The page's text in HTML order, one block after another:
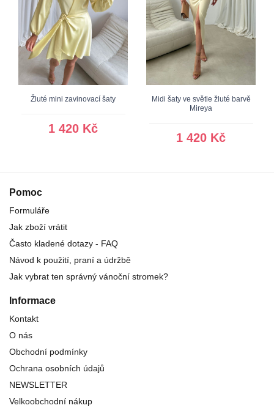
Žluté mini zavinovací šaty
1 420 Kč
Midi šaty ve světle žluté barvě
Mireya
1 420 Kč
Pomoc
Formuláře
Jak zboží vrátit
Často kladené dotazy - FAQ
Návod k použití, praní a údržbě
Jak vybrat ten správný vánoční stromek?
Informace
Kontakt
O nás
Obchodní podmínky
Ochrana osobních údajů
NEWSLETTER
Velkoobchodní nákup